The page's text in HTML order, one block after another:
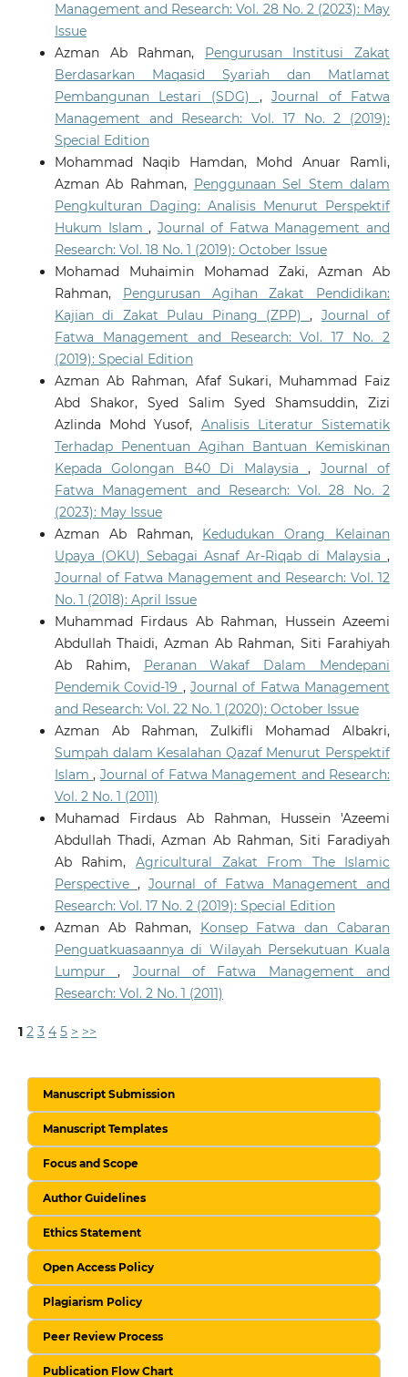
Management and Research: Vol. 28 No. 2 (2023): May
Issue
Azman Ab Rahman, Pengurusan Institusi Zakat
Berdasarkan Maqasid Syariah dan Matlamat
Pembangunan Lestari (SDG) ,Journal of Fatwa
Management and Research: Vol. 17 No. 2 (2019):
Special Edition
Mohammad Naqib Hamdan, Mohd Anuar Ramli,
Azman Ab Rahman, Penggunaan Sel Stem dalam
Pengkulturan Daging: Analisis Menurut Perspektif
Hukum Islam, Journal of Fatwa Management and
Research: Vol. 18 No. 1 (2019): October Issue
Mohamad Muhaimin Mohamad Zaki, Azman Ab
Rahman, Pengurusan Agihan Zakat Pendidikan:
Kajian di Zakat Pulau Pinang (ZPP), Journal of
Fatwa Management and Research: Vol. 17 No. 2
(2019): Special Edition
Azman Ab Rahman, Afaf Sukari, Muhammad Faiz
Abd Shakor, Syed Salim Syed Shamsuddin, Zizi
Azlinda Mohd Yusof, Analisis Literatur Sistematik
Terhadap Penentuan Agihan Bantuan Kemiskinan
Kepada Golongan B40 Di Malaysia, Journal of
Fatwa Management and Research: Vol. 28 No. 2
(2023): May Issue
Azman Ab Rahman, Kedudukan Orang Kelainan
Upaya (OKU) Sebagai Asnaf Ar-Riqab di Malaysia,
Journal of Fatwa Management and Research: Vol. 12
No. 1 (2018): April Issue
Muhammad Firdaus Ab Rahman, Hussein Azeemi
Abdullah Thaidi, Azman Ab Rahman, Siti Farahiyah
Ab Rahim, Peranan Wakaf Dalam Mendepani
Pendemik Covid-19 , Journal of Fatwa Management
and Research: Vol. 22 No. 1 (2020): October Issue
Azman Ab Rahman, Zulkifli Mohamad Albakri,
Sumpah dalam Kesalahan Qazaf Menurut Perspektif
Islam, Journal of Fatwa Management and Research:
Vol. 2 No. 1 (2011)
Muhamad Firdaus Ab Rahman, Hussein 'Azeemi
Abdullah Thadi, Azman Ab Rahman, Siti Faradiyah
Ab Rahim, Agricultural Zakat From The Islamic
Perspective , Journal of Fatwa Management and
Research: Vol. 17 No. 2 (2019): Special Edition
Azman Ab Rahman, Konsep Fatwa dan Cabaran
Penguatkuasaannya di Wilayah Persekutuan Kuala
Lumpur, Journal of Fatwa Management and
Research: Vol. 2 No. 1 (2011)
1 2 3 4 5 > >>
Manuscript Submission
Manuscript Templates
Focus and Scope
Author Guidelines
Ethics Statement
Open Access Policy
Plagiarism Policy
Peer Review Process
Publication Flow Chart